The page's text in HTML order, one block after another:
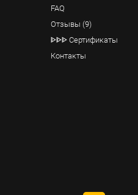
FAQ
Отзывы (9)
ᐈᐈᐈ Сертификаты
Контакты